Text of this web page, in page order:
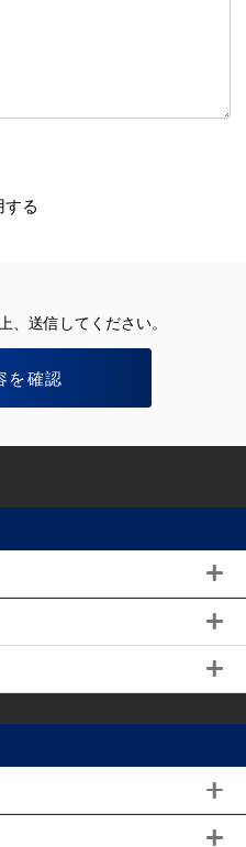
する
、送信してください。